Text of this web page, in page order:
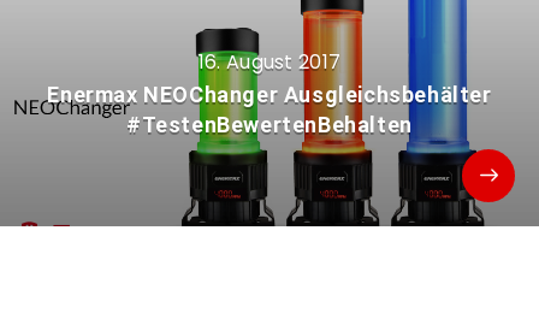
16. August 2017
Enermax NEOChanger Ausgleichsbehälter
#TestenBewertenBehalten